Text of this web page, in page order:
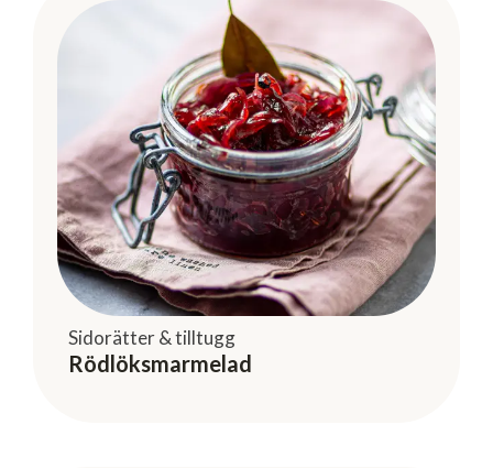
Sidorätter & tilltugg
Rödlöksmarmelad